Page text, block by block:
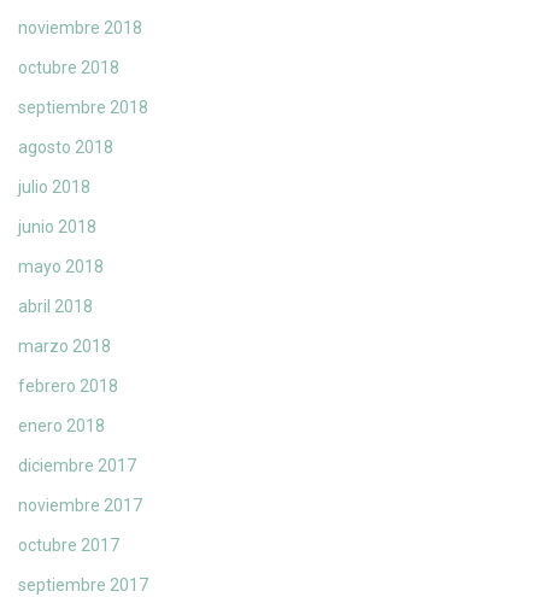
noviembre 2018
octubre 2018
septiembre 2018
agosto 2018
julio 2018
junio 2018
mayo 2018
abril 2018
marzo 2018
febrero 2018
enero 2018
diciembre 2017
noviembre 2017
octubre 2017
septiembre 2017